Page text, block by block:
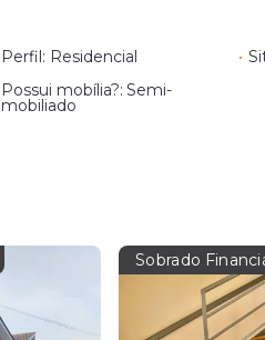
Perfil: Residencial •
Possui mobília?: Semi-
mobiliado
Sobrado